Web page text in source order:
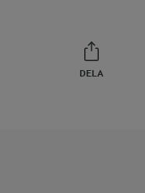
DELA